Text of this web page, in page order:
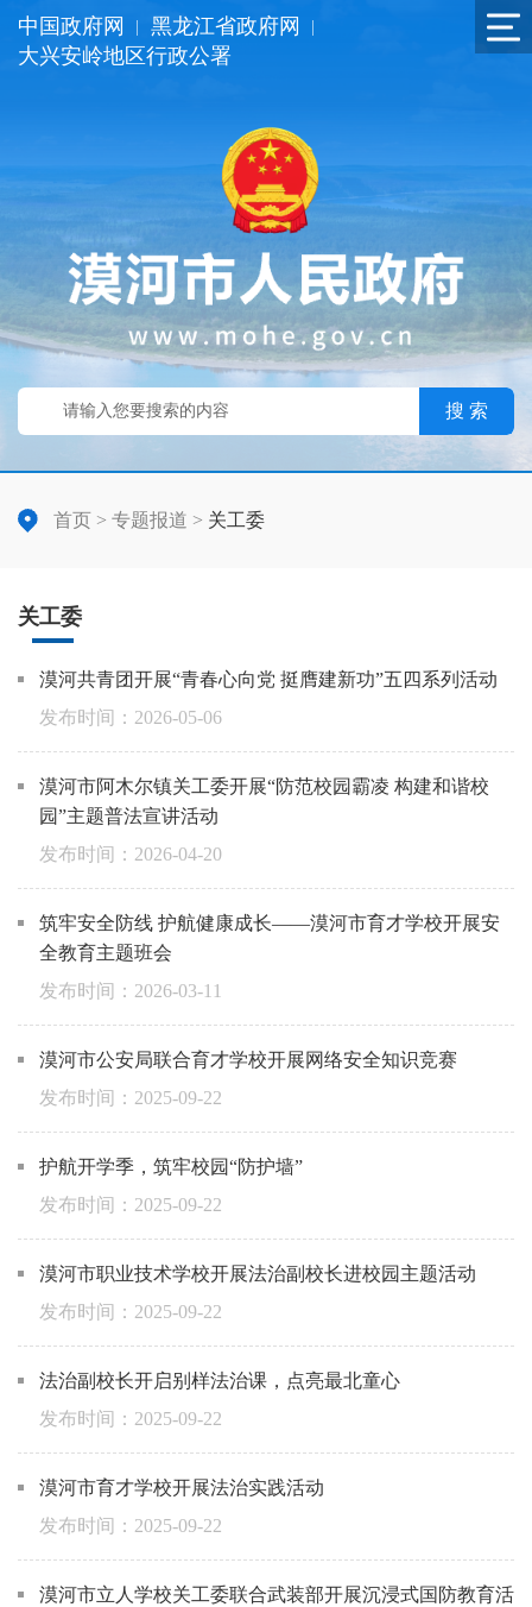
中国政府网 黑龙江省政府网
大兴安岭地区行政公署
搜 索
首页 > 专题报道 > 关工委
关工委
漠河共青团开展“青春心向党 挺膺建新功”五四系列活动
2026-05-06
漠河市阿木尔镇关工委开展“防范校园霸凌 构建和谐校
园”主题普法宣讲活动
2026-04-20
筑牢安全防线 护航健康成长——漠河市育才学校开展安
全教育主题班会
2026-03-11
漠河市公安局联合育才学校开展网络安全知识竞赛
2025-09-22
护航开学季，筑牢校园“防护墙”
2025-09-22
漠河市职业技术学校开展法治副校长进校园主题活动
2025-09-22
法治副校长开启别样法治课，点亮最北童心
2025-09-22
漠河市育才学校开展法治实践活动
2025-09-22
漠河市立人学校关工委联合武装部开展沉浸式国防教育活